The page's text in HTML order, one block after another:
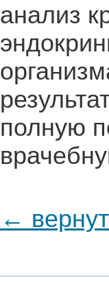
анализ
полную
←